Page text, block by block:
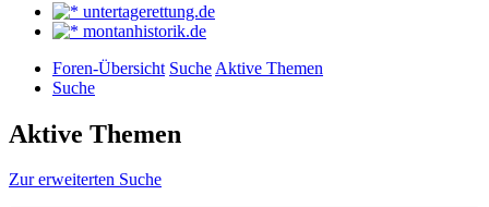
untertagerettung.de
montanhistorik.de
Foren-Übersicht Suche Aktive Themen
Suche
Aktive Themen
Zur erweiterten Suche